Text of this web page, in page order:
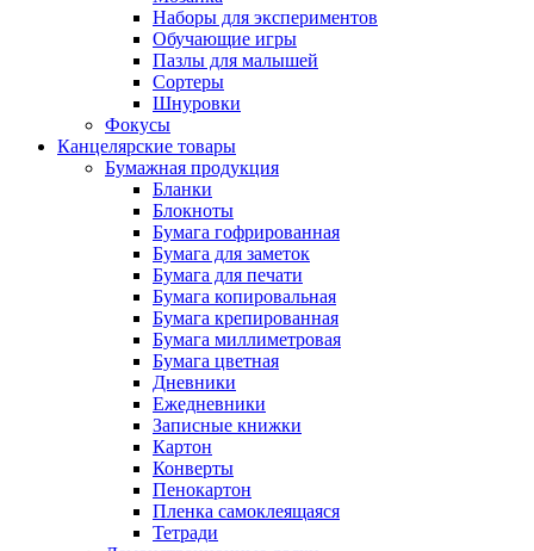
Наборы для экспериментов
Обучающие игры
Пазлы для малышей
Сортеры
Шнуровки
Фокусы
Канцелярские товары
Бумажная продукция
Бланки
Блокноты
Бумага гофрированная
Бумага для заметок
Бумага для печати
Бумага копировальная
Бумага крепированная
Бумага миллиметровая
Бумага цветная
Дневники
Ежедневники
Записные книжки
Картон
Конверты
Пенокартон
Пленка самоклеящаяся
Тетради